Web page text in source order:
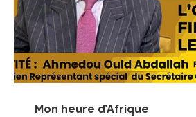
Mon heure d’Afrique